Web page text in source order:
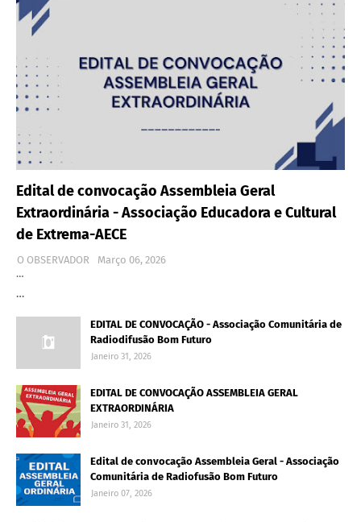
Edital de convocação Assembleia Geral
Extraordinária - Associação Educadora e Cultural
de Extrema-AECE
O OBSERVADOR
Março 06, 2026
…
…
EDITAL DE CONVOCAÇÃO - Associação Comunitária de
Radiodifusão Bom Futuro
Janeiro 31, 2026
EDITAL DE CONVOCAÇÃO ASSEMBLEIA GERAL
EXTRAORDINÁRIA
Janeiro 31, 2026
Edital de convocação Assembleia Geral - Associação
Comunitária de Radiofusão Bom Futuro
Janeiro 07, 2026